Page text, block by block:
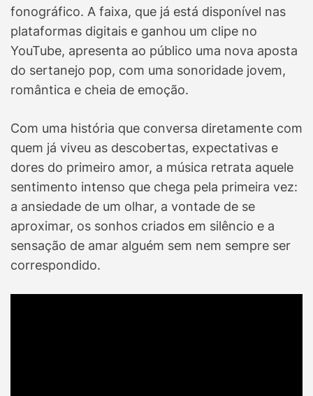
fonográfico. A faixa, que já está disponível nas
plataformas digitais e ganhou um clipe no
YouTube, apresenta ao público uma nova aposta
do sertanejo pop, com uma sonoridade jovem,
romântica e cheia de emoção.
Com uma história que conversa diretamente com
quem já viveu as descobertas, expectativas e
dores do primeiro amor, a música retrata aquele
sentimento intenso que chega pela primeira vez:
a ansiedade de um olhar, a vontade de se
aproximar, os sonhos criados em silêncio e a
sensação de amar alguém sem nem sempre ser
correspondido.